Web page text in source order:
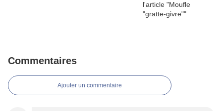
Commentaires
Ajouter un commentaire